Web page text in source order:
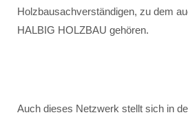
Holzbausachverständigen, zu dem
HALBIG HOLZBAU gehören.
Auch dieses Netzwerk stellt sich in